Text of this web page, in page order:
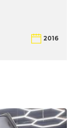
2016